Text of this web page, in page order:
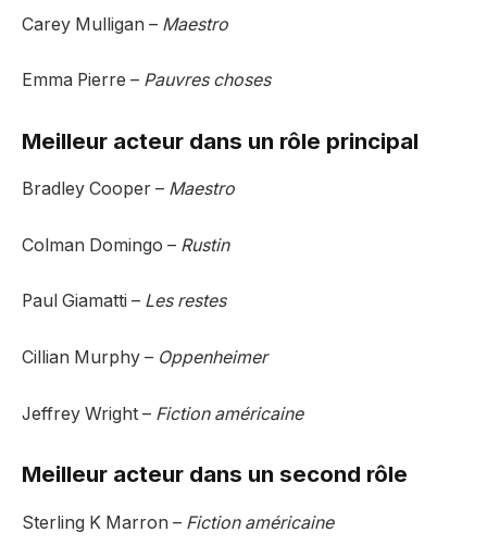
Carey Mulligan – Maestro
Emma Pierre – Pauvres choses
Meilleur acteur dans un rôle principal
Bradley Cooper – Maestro
Colman Domingo – Rustin
Paul Giamatti – Les restes
Cillian Murphy – Oppenheimer
Jeffrey Wright – Fiction américaine
Meilleur acteur dans un second rôle
Sterling K Marron – Fiction américaine